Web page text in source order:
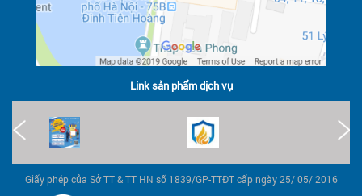
Link sản phẩm dịch vụ
Giấy phép của Sở TT & TT HN số 1839/GP-TTĐT cấp ngày 25/ 05/ 2016